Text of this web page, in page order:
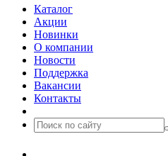
Каталог
Акции
Новинки
О компании
Новости
Поддержка
Вакансии
Контакты